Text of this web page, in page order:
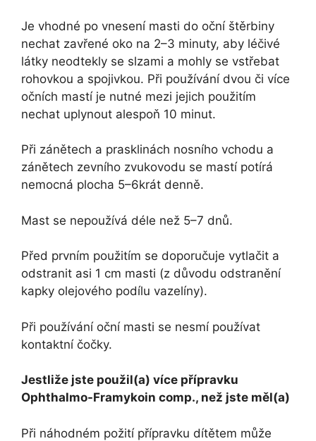
Je vhodné po vnesení masti do oční štěrbiny
nechat zavřené oko na 2–3 minuty, aby léčivé
látky neodtekly se slzami a mohly se vstřebat
rohovkou a spojivkou. Při používání dvou či více
očních mastí je nutné mezi jejich použitím
nechat uplynout alespoň 10 minut.
Při zánětech a prasklinách nosního vchodu a
zánětech zevního zvukovodu se mastí potírá
nemocná plocha 5–6krát denně.
Mast se nepoužívá déle než 5–7 dnů.
Před prvním použitím se doporučuje vytlačit a
odstranit asi 1 cm masti (z důvodu odstranění
kapky olejového podílu vazelíny).
Při používání oční masti se nesmí používat
kontaktní čočky.
Jestliže jste použil(a) více přípravku
Ophthalmo-Framykoin comp., než jste měl(a)
Při náhodném požití přípravku dítětem může